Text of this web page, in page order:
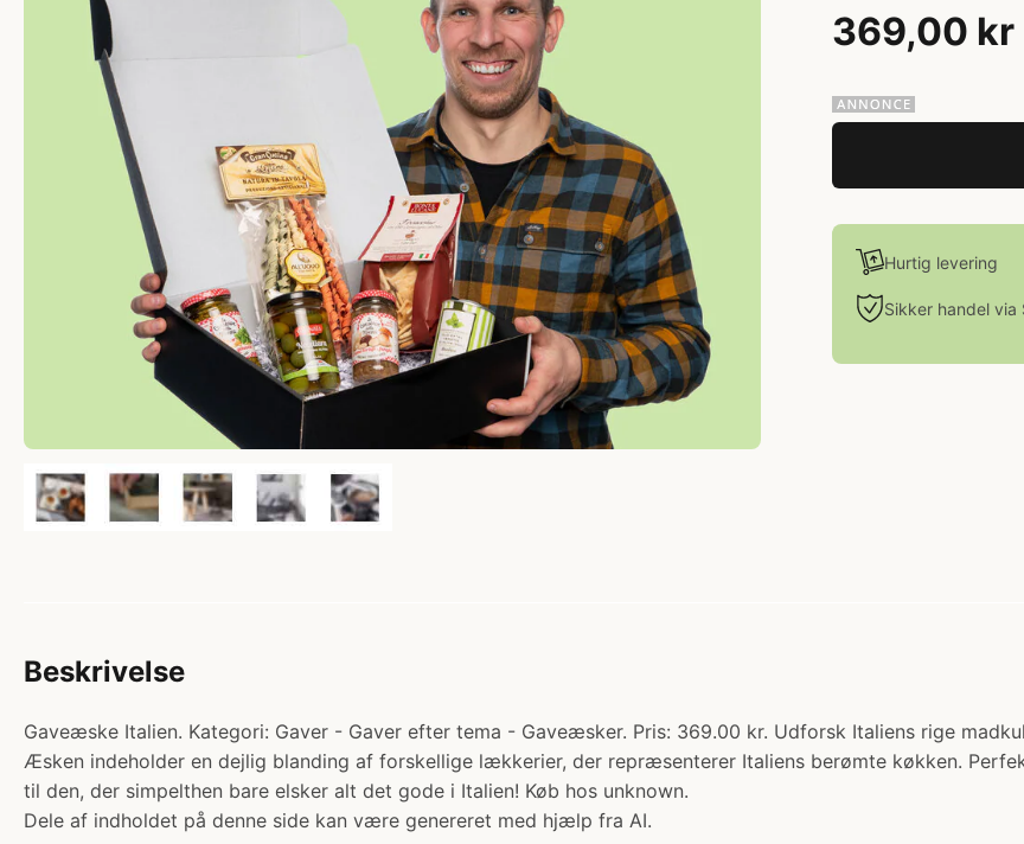
369,00 kr
Hurtig levering
Sikker handel via
Beskrivelse
Gaveæske Italien. Kategori: Gaver - Gaver efter tema - Gaveæsker. Pris: 369.00 kr. Udforsk Italiens rige
Æsken indeholder en dejlig blanding af forskellige lækkerier, der repræsenterer Italiens berømte køkken.
til den, der simpelthen bare elsker alt det gode i Italien! Køb hos unknown.
Dele af indholdet på denne side kan være genereret med hjælp fra AI.